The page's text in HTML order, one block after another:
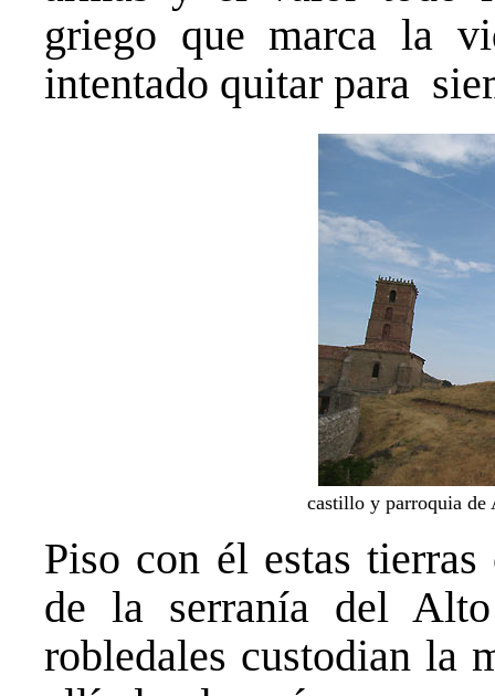
griego que marca la
intentado quitar para
castillo y parroquia de
Piso con él estas
de la serranía del
robledales custodian la